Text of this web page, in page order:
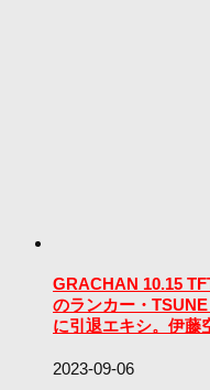
GRACHAN 10.15
のランカー・
に引退エキシ。伊藤
2023-09-06